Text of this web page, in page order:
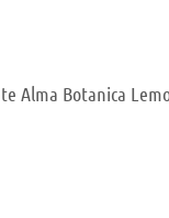
Alma Botanica